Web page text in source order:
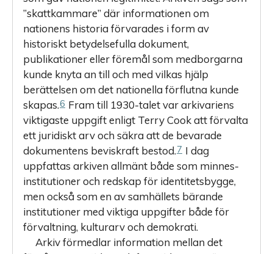
”skattkammare” där informationen om
nationens historia förvarades i form av
historiskt betydelsefulla dokument,
publikationer eller föremål som medborgarna
kunde knyta an till och med vilkas hjälp
berättelsen om det nationella förflutna kunde
skapas.6 Fram till 1930-talet var arkivariens
viktigaste uppgift enligt Terry Cook att förvalta
ett juridiskt arv och säkra att de bevarade
dokumentens beviskraft bestod.7 I dag
uppfattas arkiven allmänt både som minnes­
institutioner och redskap för identitetsbygge,
men också som en av samhällets bärande
institutioner med viktiga uppgifter både för
förvaltning, kulturarv och demokrati.
Arkiv förmedlar information mellan det